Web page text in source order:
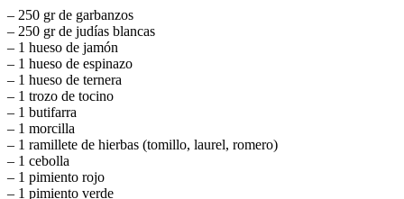
– 250 gr de garbanzos
– 250 gr de judías blancas
– 1 hueso de jamón
– 1 hueso de espinazo
– 1 hueso de ternera
– 1 trozo de tocino
– 1 butifarra
– 1 morcilla
– 1 ramillete de hierbas (tomillo, laurel, romero)
– 1 cebolla
– 1 pimiento rojo
– 1 pimiento verde